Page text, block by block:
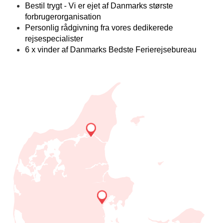
Bestil trygt - Vi er ejet af Danmarks største
forbrugerorganisation
Personlig rådgivning fra vores dedikerede
rejsespecialister
6 x vinder af Danmarks Bedste Ferierejsebureau